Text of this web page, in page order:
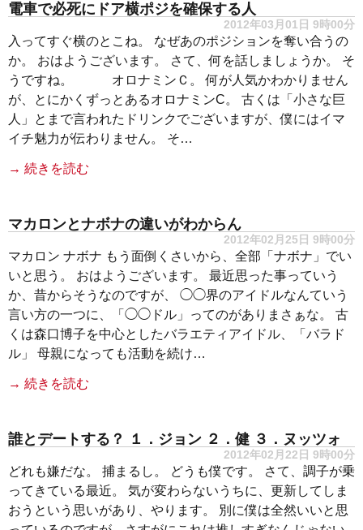
電車で必死にドア横ポジを確保する人
2012年03月01日 9時00分
入ってすぐ横のとこね。 なぜあのポジションを奪い合うの
か。 おはようございます。 さて、何を話しましょうか。 そ
うですね。 オロナミンＣ。 何が人気かわかりません
が、とにかくずっとあるオロナミンC。 古くは「小さな巨
人」とまで言われたドリンクでございますが、僕にはイマ
イチ魅力が伝わりません。 そ…
→ 続きを読む
マカロンとナボナの違いがわからん
2012年02月25日 9時00分
マカロン ナボナ もう面倒くさいから、全部「ナボナ」でい
いと思う。 おはようございます。 最近思った事っていう
か、昔からそうなのですが、 ◯◯界のアイドルなんていう
言い方の一つに、「◯◯ドル」ってのがありまさぁな。 古
くは森口博子を中心としたバラエティアイドル、「バラド
ル」 母親になっても活動を続け…
→ 続きを読む
誰とデートする？ １．ジョン ２．健 ３．ヌッツォ
2012年02月22日 9時00分
どれも嫌だな。 捕まるし。 どうも僕です。 さて、調子が乗
ってきている最近。 気が変わらないうちに、更新してしま
おうという思いがあり、やります。 別に僕は全然いいと思